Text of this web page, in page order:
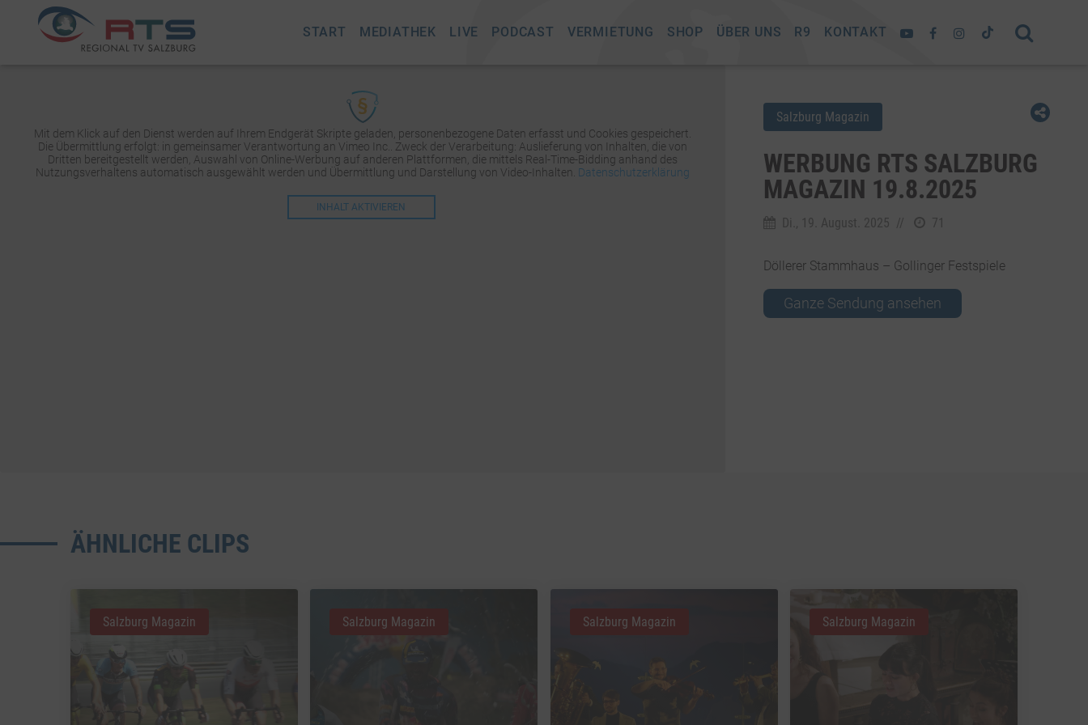
START MEDIATHEK LIVE PODCAST VERMIETUNG SHOP ÜBER UNS R9 KONTAKT
Mit dem Klick auf den Dienst werden auf Ihrem Endgerät Skripte geladen, personenbezogene Daten erfasst und Cookies gespeichert.
Die Übermittlung erfolgt: in gemeinsamer Verantwortung an Vimeo Inc.. Zweck der Verarbeitung: Auslieferung von Inhalten, die von
Dritten bereitgestellt werden, Auswahl von Online-Werbung auf anderen Plattformen, die mittels Real-Time-Bidding anhand des
Nutzungsverhaltens automatisch ausgewählt werden und Übermittlung und Darstellung von Video-Inhalten. Datenschutzerklärung
INHALT AKTIVIEREN
Salzburg Magazin
WERBUNG RTS SALZBURG
MAGAZIN 19.8.2025
Di., 19. August. 2025 // 71
Döllerer Stammhaus – Gollinger Festspiele
Ganze Sendung ansehen
ÄHNLICHE CLIPS
Salzburg Magazin Salzburg Magazin Salzburg Magazin Salzburg Magazin